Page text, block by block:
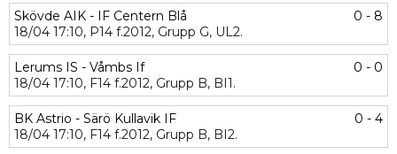
Skövde AIK - IF Centern Blå
0 - 8
18/04 17:10, P14 f.2012, Grupp G, UL2.
Lerums IS - Våmbs If
0 - 0
18/04 17:10, F14 f.2012, Grupp B, BI1.
BK Astrio - Särö Kullavik IF
0 - 4
18/04 17:10, F14 f.2012, Grupp B, BI2.